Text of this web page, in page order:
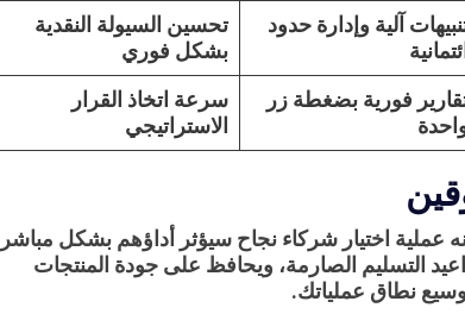
آلية وإدارة حدود
ائتمانية
تحسين السيولة النقدية
بشكل فوري
فورية بضغطة زر
سرعة اتخاذ القرار
الاستراتيجي
عملية اختيار شركاء نجاح سيؤثر أداؤهم بشكل مباشر
التسليم الصارمة، ويحافظ على جودة المنتجات
نطاق عملياتك.